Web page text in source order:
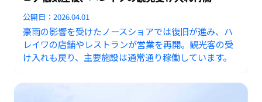
公開日：2026.04.01
豪雨の影響を受けたノースショアでは復旧が進み、ハ
レイワの店舗やレストランが営業を再開。観光客の受
け入れも戻り、主要施設は通常通り稼働しています。